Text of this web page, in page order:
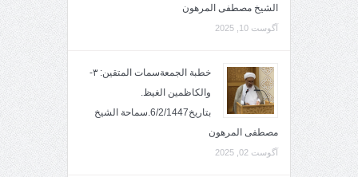
الشيخ مصطفى المرهون
آگوست 10, 2025
خطبة الجمعةسمات المتقين: ٣-
والكاظمين الغيظ.
بتاريخ6/2/1447.سماحة الشيخ
مصطفى المرهون
آگوست 02, 2025